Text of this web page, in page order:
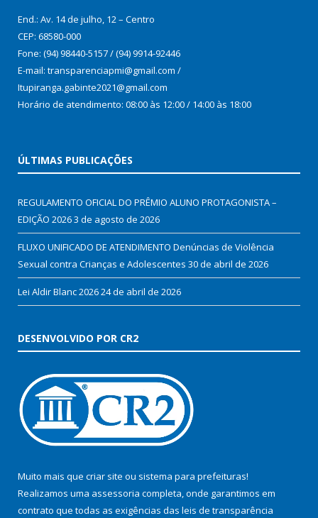
End.: Av. 14 de julho, 12 – Centro
CEP: 68580-000
Fone: (94) 98440-5157 / (94) 9914-92446
E-mail: transparenciapmi@gmail.com /
Itupiranga.gabinte2021@gmail.com
Horário de atendimento: 08:00 às 12:00 / 14:00 às 18:00
ÚLTIMAS PUBLICAÇÕES
REGULAMENTO OFICIAL DO PRÊMIO ALUNO PROTAGONISTA –
EDIÇÃO 20263 de agosto de 2026
FLUXO UNIFICADO DE ATENDIMENTO Denúncias de Violência
Sexual contra Crianças e Adolescentes 30 de abril de 2026
Lei Aldir Blanc 202624 de abril de 2026
DESENVOLVIDO POR CR2
Muito mais que criar site ou sistema para prefeituras!
Realizamos uma assessoria completa, onde garantimos em
contrato que todas as exigências das leis de transparência